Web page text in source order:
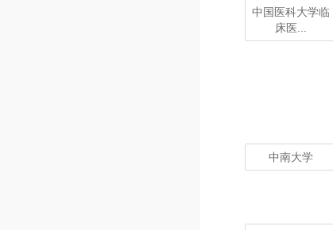
中国医科大学临
床医...
中南大学